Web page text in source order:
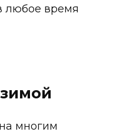
любое время
многим